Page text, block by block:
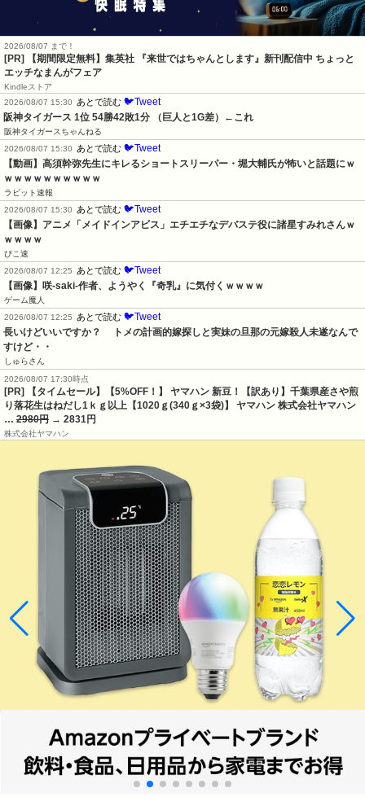
2026/08/07 まで！
[PR] 【期間限定無料】集英社 『来世ではちゃんとします』新刊配信中 ちょっと
エッチなまんがフェア
Kindleストア
2026/08/07 15:30
あとで読む 🐦Tweet
阪神タイガース 1位 54勝42敗1分 （巨人と1G差）←これ
阪神タイガースちゃんねる
2026/08/07 15:30
あとで読む 🐦Tweet
【動画】高須幹弥先生にキレるショートスリーパー・堀大輔氏が怖いと話題にｗ
ｗｗｗｗｗｗｗｗｗｗ
ラビット速報
2026/08/07 15:30
あとで読む 🐦Tweet
【画像】アニメ「メイドインアビス」エチエチなデバステ役に諸星すみれさんｗ
ｗｗｗｗ
ぴこ速
2026/08/07 12:25
あとで読む 🐦Tweet
【画像】咲-saki-作者、ようやく『奇乳』に気付くｗｗｗｗ
ゲーム魔人
2026/08/07 12:25
あとで読む 🐦Tweet
長いけどいいですか？     トメの計画的嫁探しと実妹の旦那の元嫁殺人未遂なんで
すけど・・
しゅらさん
2026/08/07 17:30時点
[PR] 【タイムセール】【5%OFF！】 ヤマハン 新豆！【訳あり】千葉県産さや煎
り落花生はねだし1ｋｇ以上【1020ｇ(340ｇ×3袋)】 ヤマハン 株式会社ヤマハン
… 2980円 → 2831円
株式会社ヤマハン